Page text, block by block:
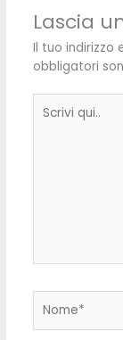
Lascia
Il tuo indirizzo
obbligatori
qui..